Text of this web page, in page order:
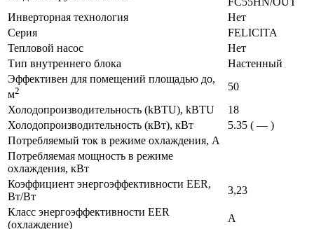
Инверторная технология
Нет
Серия
FELICITA
Тепловой насос
Нет
Тип внутреннего блока
Настенный
Эффективен для помещений площадью до,
м2
50
Холодопроизводительность (kBTU), kBTU
18
Холодопроизводительность (кВт), кВт
5.35 ( — )
Потребляемый ток в режиме охлаждения, А
Потребляемая мощность в режиме
охлаждения, кВт
Коэффициент энергоэффективности EER,
Вт/Вт
3,23
Класс энергоэффективности EER
(охлаждение)
A